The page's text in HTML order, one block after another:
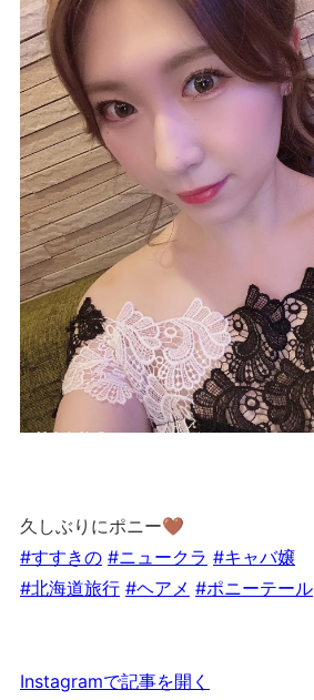
久しぶりにポニー🤎
#すすきの #ニュークラ #キャバ嬢
#北海道旅行 #ヘアメ #ポニーテール
Instagramで記事を開く